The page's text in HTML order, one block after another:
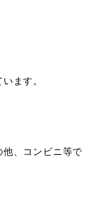
ます。
他、コンビニ等で